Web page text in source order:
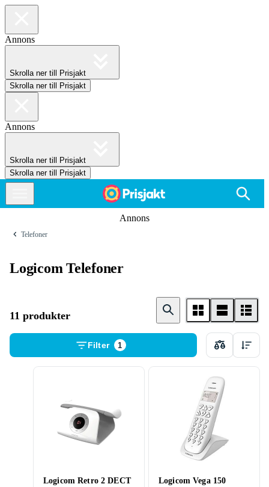
Annons
Skrolla ner till Prisjakt
Skrolla ner till Prisjakt
Annons
Skrolla ner till Prisjakt
Skrolla ner till Prisjakt
Annons
Telefoner
Logicom Telefoner
11 produkter
Filter 1
Logicom Retro 2 DECT
Logicom Vega 150